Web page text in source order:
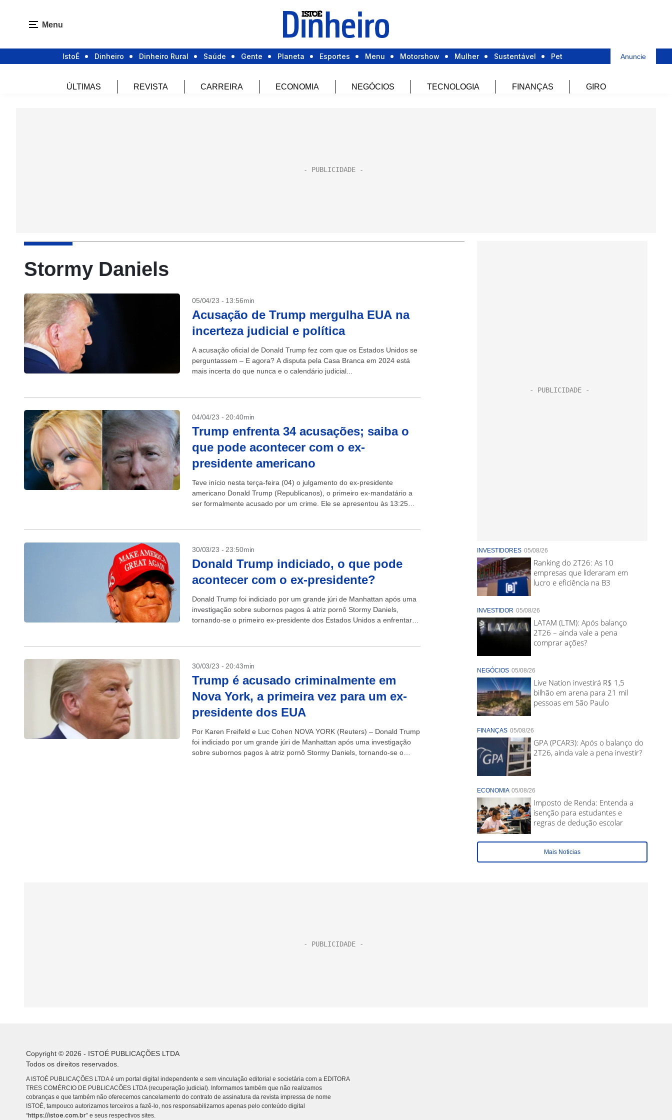
Menu
IstoÉ Dinheiro Dinheiro Rural Saúde Gente Planeta Esportes Menu Motorshow Mulher Sustentável Pet Anuncie
ÚLTIMAS REVISTA CARREIRA ECONOMIA NEGÓCIOS TECNOLOGIA FINANÇAS GIRO
Stormy Daniels
05/04/23 - 13:56min
Acusação de Trump mergulha EUA na
incerteza judicial e política
A acusação oficial de Donald Trump fez com que os Estados Unidos se
perguntassem – E agora? A disputa pela Casa Branca em 2024 está
mais incerta do que nunca e o calendário judicial...
04/04/23 - 20:40min
Trump enfrenta 34 acusações; saiba o
que pode acontecer com o ex-
presidente americano
Teve início nesta terça-feira (04) o julgamento do ex-presidente
americano Donald Trump (Republicanos), o primeiro ex-mandatário a
ser formalmente acusado por um crime. Ele se apresentou às 13:25
30/03/23 - 23:50min
Donald Trump indiciado, o que pode
acontecer com o ex-presidente?
Donald Trump foi indiciado por um grande júri de Manhattan após uma
investigação sobre subornos pagos à atriz pornô Stormy Daniels,
tornando-se o primeiro ex-presidente dos Estados Unidos a enfrentar
30/03/23 - 20:43min
Trump é acusado criminalmente em
Nova York, a primeira vez para um ex-
presidente dos EUA
Por Karen Freifeld e Luc Cohen NOVA YORK (Reuters) – Donald Trump
foi indiciado por um grande júri de Manhattan após uma investigação
sobre subornos pagos à atriz pornô Stormy Daniels, tornando-se o
INVESTIDORES 05/08/26
Ranking do 2T26: As 10
empresas que lideraram em
lucro e eficiência na B3
INVESTIDOR 05/08/26
LATAM (LTM): Após balanço
2T26 – ainda vale a pena
comprar ações?
NEGÓCIOS 05/08/26
Live Nation investirá R$ 1,5
bilhão em arena para 21 mil
pessoas em São Paulo
FINANÇAS 05/08/26
GPA (PCAR3): Após o balanço do
2T26, ainda vale a pena investir?
ECONOMIA 05/08/26
Imposto de Renda: Entenda a
isenção para estudantes e
regras de dedução escolar
Mais Noticias
Copyright © 2026 - ISTOÉ PUBLICAÇÕES LTDA
Todos os direitos reservados.
A ISTOÉ PUBLICAÇÕES LTDA é um portal digital independente e sem vinculação editorial e societária com a EDITORA
TRES COMÉRCIO DE PUBLICACÕES LTDA (recuperação judicial). Informamos também que não realizamos
cobranças e que também não oferecemos cancelamento do contrato de assinatura da revista impressa de nome
ISTOÉ, tampouco autorizamos terceiros a fazê-lo, nos responsabilizamos apenas pelo conteúdo digital
“https://istoe.com.br” e seus respectivos sites.